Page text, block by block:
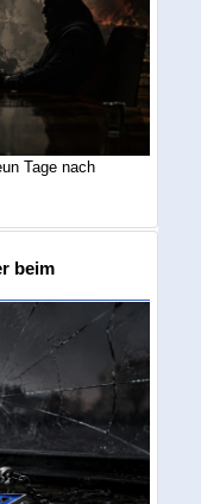
Tage nach
beim